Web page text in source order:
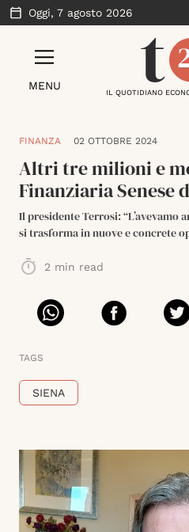
Oggi, 7 agosto 2026
MENU
IL QUOTIDIANO
FINANZA 02 OTTOBRE 2024
Altri tre milioni e
Finanziaria Senese
Il presidente Terrosi: “L’avevamo
si trasforma in nuove e concrete
2 min read
TAGS
SIENA